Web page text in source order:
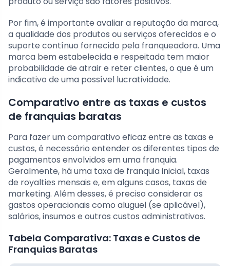
Por fim, é importante avaliar a reputação da marca,
a qualidade dos produtos ou serviços oferecidos e o
suporte contínuo fornecido pela franqueadora. Uma
marca bem estabelecida e respeitada tem maior
probabilidade de atrair e reter clientes, o que é um
indicativo de uma possível lucratividade.
Comparativo entre as taxas e custos
de franquias baratas
Para fazer um comparativo eficaz entre as taxas e
custos, é necessário entender os diferentes tipos de
pagamentos envolvidos em uma franquia.
Geralmente, há uma taxa de franquia inicial, taxas
de royalties mensais e, em alguns casos, taxas de
marketing. Além desses, é preciso considerar os
gastos operacionais como aluguel (se aplicável),
salários, insumos e outros custos administrativos.
Tabela Comparativa: Taxas e Custos de
Franquias Baratas